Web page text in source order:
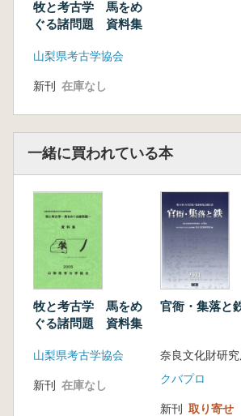
牧と考古学 馬をめ
ぐる諸問題 資料集
山梨県考古学協会
新刊 在庫なし
一緒に買われている本
牧と考古学 馬をめ
ぐる諸問題 資料集
山梨県考古学協会
新刊 在庫なし
官衙・集落と
奈良文化財研
クバプロ
新刊 取り寄せ